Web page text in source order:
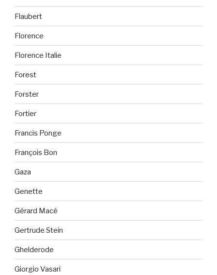
Flaubert
Florence
Florence Italie
Forest
Forster
Fortier
Francis Ponge
François Bon
Gaza
Genette
Gérard Macé
Gertrude Stein
Ghelderode
Giorgio Vasari